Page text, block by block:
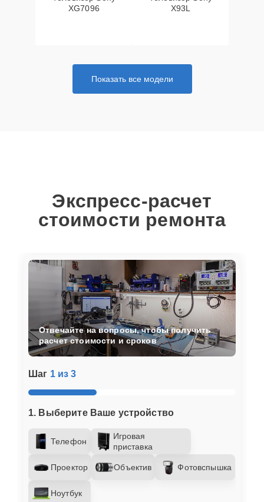
XG7096
X93L
Показать все модели
Экспресс-расчет
стоимости ремонта
Шаг 1 из 3
1. Выберите Ваше устройство
Телефон
Игровая
приставка
Проектор Объектив Фотовспышка
Ноутбук
Отвечайте на вопросы, чтобы получить
расчет стоимости и сроков